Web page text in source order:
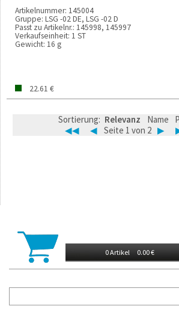
0 Artikel 0.00 €
Artikelnummer: 145004
Gruppe: LSG -02 DE, LSG -02 D
Passt zu Artikelnr.: 145998, 145997
Verkaufseinheit: 1 ST
Gewicht: 16 g
22.61 €
Sortierung: Relevanz Name
◀◀
◀ Seite 1 von 2 ▶